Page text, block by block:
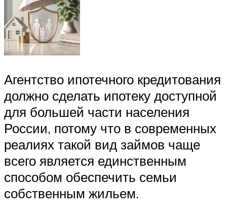
Агентство ипотечного кредитования
должно сделать ипотеку доступной
для большей части населения
России, потому что в современных
реалиях такой вид займов чаще
всего является единственным
способом обеспечить семьи
собственным жильем.